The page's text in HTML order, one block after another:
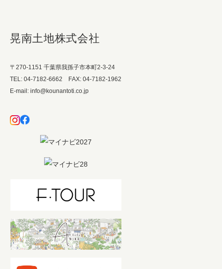
晃南土地株式会社
〒270-1151 千葉県我孫子市本町2-3-24
TEL: 04-7182-6662 FAX: 04-7182-1962
E-mail: info@kounantoti.co.jp